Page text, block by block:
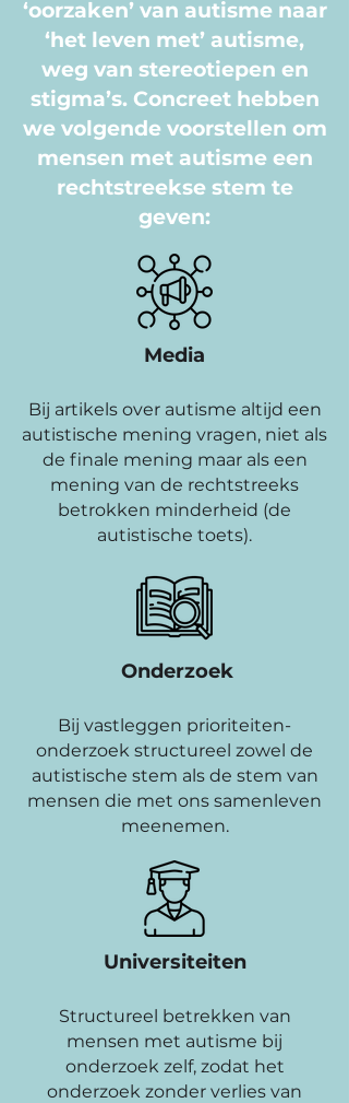
‘oorzaken’ van autisme naar
‘het leven met’ autisme,
weg van stereotiepen en
stigma’s. Concreet hebben
we volgende voorstellen om
mensen met autisme een
rechtstreekse stem te
geven:
Media
Bij artikels over autisme altijd een
autistische mening vragen, niet als
de finale mening maar als een
mening van de rechtstreeks
betrokken minderheid (de
autistische toets).
Onderzoek
Bij vastleggen prioriteiten-
onderzoek structureel zowel de
autistische stem als de stem van
mensen die met ons samenleven
meenemen.
Universiteiten
Structureel betrekken van
mensen met autisme bij
onderzoek zelf, zodat het
onderzoek zonder verlies van